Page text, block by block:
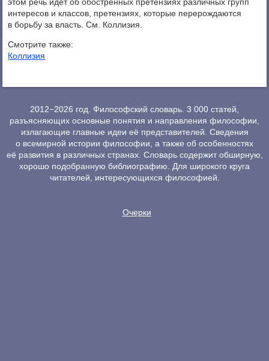
этом речь идёт об обострённых претензиях различных групп
интересов и классов, претензиях, которые перерождаются
в борьбу за власть. См. Коллизия.
Смотрите также:
Коллизия
2012−2026 год. Философский словарь. 3 000 статей,
разъясняющих основные понятия и направления философии,
излагающие главные идеи её представителей. Сведения
о всемирной истории философии, а также об особенностях
её развития в различных странах. Словарь содержит обширную,
хорошо подобранную библиографию. Для широкого круга
читателей, интересующихся философией.
Очерки